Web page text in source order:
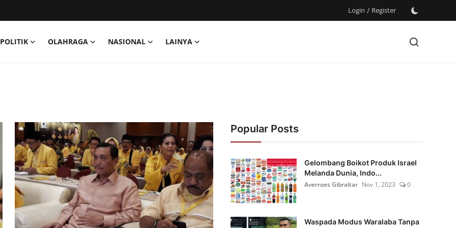
Login / Register
POLITIK OLAHRAGA NASIONAL LAINYA
Popular Posts
Gelombang Boikot Produk Israel
Melanda Dunia, Indo...
Averroes Gibraltar Nov 1, 2023 0
Waspada Modus Waralaba Tanpa